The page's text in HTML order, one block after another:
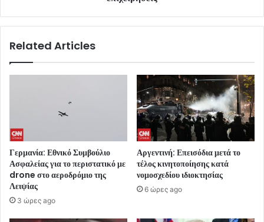
Related Articles
Γερμανία: Εθνικό Συμβούλιο
Ασφαλείας για το περιστατικό με
drone στο αεροδρόμιο της
Λειψίας
3 ώρες ago
Αργεντινή: Επεισόδια μετά το
τέλος κινητοποίησης κατά
νομοσχεδίου ιδιοκτησίας
6 ώρες ago